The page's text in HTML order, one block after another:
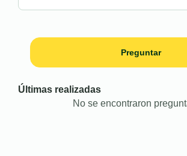
Preguntar
Últimas realizadas
No se encontraron